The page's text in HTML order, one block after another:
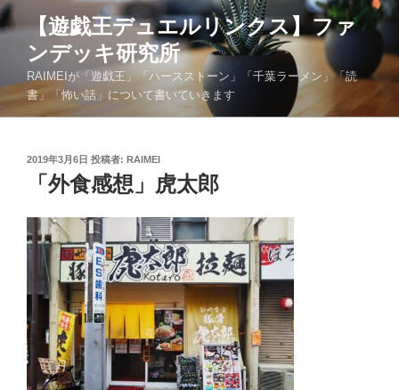
コ
ン
へ
【遊戯王デュエルリンクス】ファ
ンデッキ研究所
RAIMEIが「遊戯王」「ハースストーン」「千葉ラーメン」「読
書」「怖い話」について書いていきます
投
2019年3月6日 投稿者: RAIMEI
「外食感想」虎太郎